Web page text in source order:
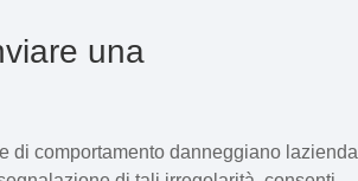
una
di comportamento danneggiano lazienda